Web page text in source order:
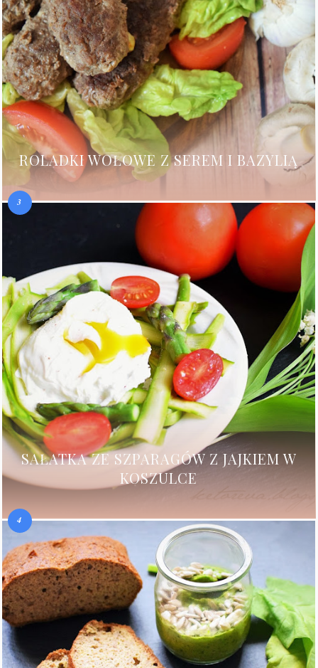
ROLADKI WOŁOWE Z SEREM I BAZYLIĄ
SAŁATKA ZE SZPARAGÓW Z JAJKIEM W
KOSZULCE